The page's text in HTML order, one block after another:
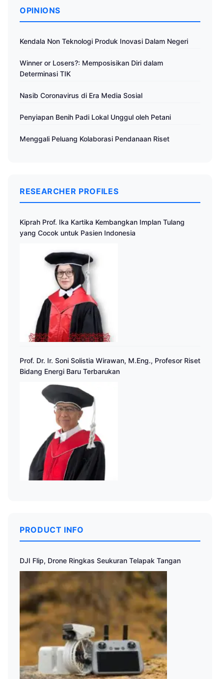
OPINIONS
Kendala Non Teknologi Produk Inovasi Dalam Negeri
Winner or Losers?: Memposisikan Diri dalam
Determinasi TIK
Nasib Coronavirus di Era Media Sosial
Penyiapan Benih Padi Lokal Unggul oleh Petani
Menggali Peluang Kolaborasi Pendanaan Riset
RESEARCHER PROFILES
Kiprah Prof. Ika Kartika Kembangkan Implan Tulang
yang Cocok untuk Pasien Indonesia
Prof. Dr. Ir. Soni Solistia Wirawan, M.Eng., Profesor Riset
Bidang Energi Baru Terbarukan
PRODUCT INFO
DJI Flip, Drone Ringkas Seukuran Telapak Tangan